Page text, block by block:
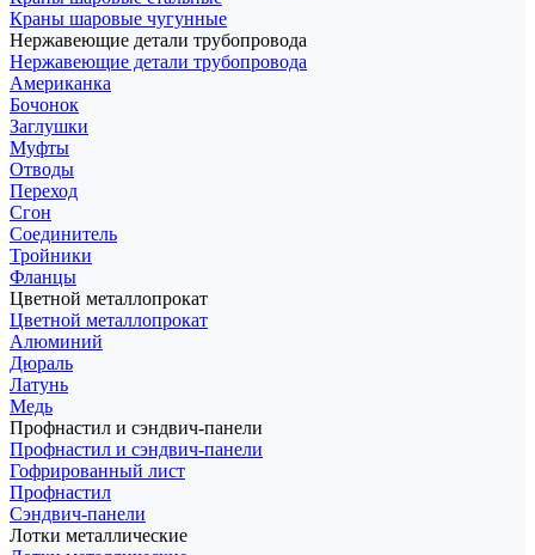
Краны шаровые чугунные
Нержавеющие детали трубопровода
Нержавеющие детали трубопровода
Американка
Бочонок
Заглушки
Муфты
Отводы
Переход
Сгон
Соединитель
Тройники
Фланцы
Цветной металлопрокат
Цветной металлопрокат
Алюминий
Дюраль
Латунь
Медь
Профнастил и сэндвич-панели
Профнастил и сэндвич-панели
Гофрированный лист
Профнастил
Сэндвич-панели
Лотки металлические